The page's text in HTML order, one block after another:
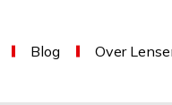
Blog Over